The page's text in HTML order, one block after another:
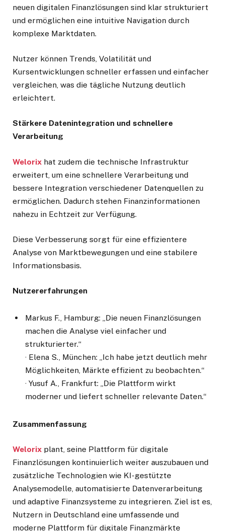
neuen digitalen Finanzlösungen sind klar strukturiert
und ermöglichen eine intuitive Navigation durch
komplexe Marktdaten.
Nutzer können Trends, Volatilität und
Kursentwicklungen schneller erfassen und einfacher
vergleichen, was die tägliche Nutzung deutlich
erleichtert.
Stärkere Datenintegration und schnellere
Verarbeitung
Welorix hat zudem die technische Infrastruktur
erweitert, um eine schnellere Verarbeitung und
bessere Integration verschiedener Datenquellen zu
ermöglichen. Dadurch stehen Finanzinformationen
nahezu in Echtzeit zur Verfügung.
Diese Verbesserung sorgt für eine effizientere
Analyse von Marktbewegungen und eine stabilere
Informationsbasis.
Nutzererfahrungen
Markus F., Hamburg: „Die neuen Finanzlösungen
machen die Analyse viel einfacher und
strukturierter.“
· Elena S., München: „Ich habe jetzt deutlich mehr
Möglichkeiten, Märkte effizient zu beobachten.“
· Yusuf A., Frankfurt: „Die Plattform wirkt
moderner und liefert schneller relevante Daten.“
Zusammenfassung
Welorix plant, seine Plattform für digitale
Finanzlösungen kontinuierlich weiter auszubauen und
zusätzliche Technologien wie KI-gestützte
Analysemodelle, automatisierte Datenverarbeitung
und adaptive Finanzsysteme zu integrieren. Ziel ist es,
Nutzern in Deutschland eine umfassende und
moderne Plattform für digitale Finanzmärkte